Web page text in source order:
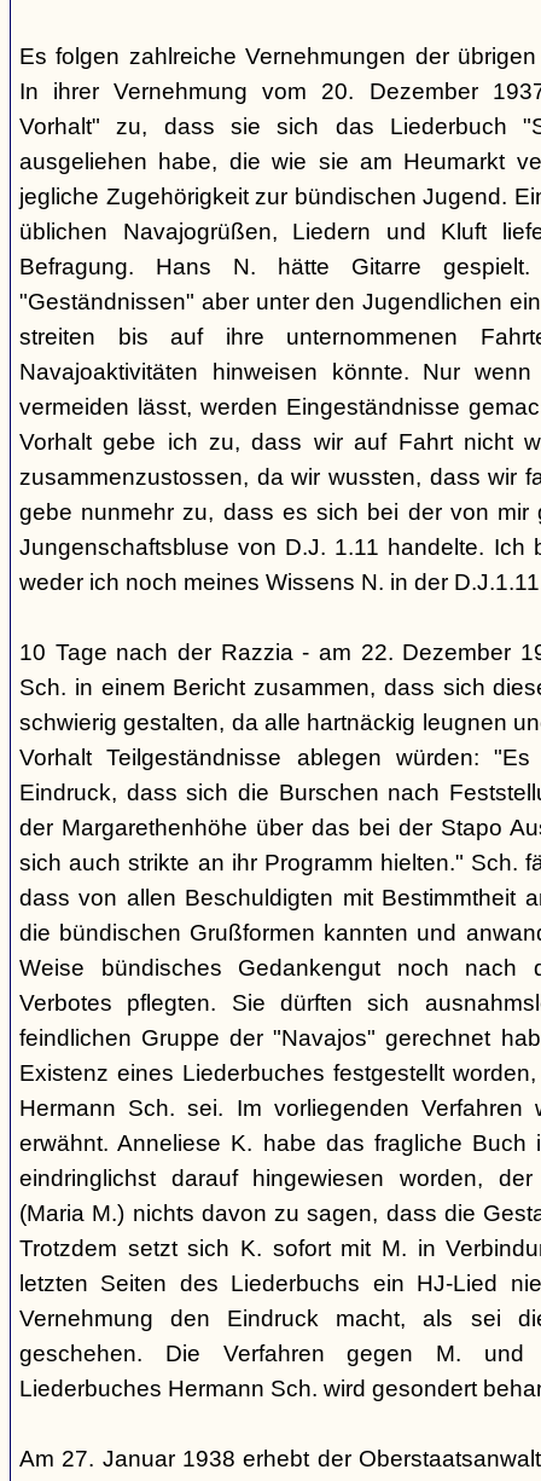
Es folgen zahlreiche Vernehmungen der
In ihrer Vernehmung vom 20. Dezember
Vorhalt" zu, dass sie sich das Liederbuch
ausgeliehen habe, die wie sie am Heumarkt
jegliche Zugehörigkeit zur bündischen Jugend.
üblichen Navajogrüßen, Liedern und Kluft
Befragung. Hans N. hätte Gitarre
"Geständnissen" aber unter den Jugendlichen
streiten bis auf ihre unternommenen
Navajoaktivitäten hinweisen könnte. Nur
vermeiden lässt, werden Eingeständnisse
Vorhalt gebe ich zu, dass wir auf Fahrt nicht
zusammenzustossen, da wir wussten, dass wir
gebe nunmehr zu, dass es sich bei der von mir
Jungenschaftsbluse von D.J. 1.11 handelte. Ich
weder ich noch meines Wissens N. in der
10 Tage nach der Razzia - am 22. Dezember
Sch. in einem Bericht zusammen, dass sich
schwierig gestalten, da alle hartnäckig leugnen
Vorhalt Teilgeständnisse ablegen würden:
Eindruck, dass sich die Burschen nach
der Margarethenhöhe über das bei der Stapo
sich auch strikte an ihr Programm hielten." Sch.
dass von allen Beschuldigten mit Bestimmtheit
die bündischen Grußformen kannten und
Weise bündisches Gedankengut noch nach
Verbotes pflegten. Sie dürften sich
feindlichen Gruppe der "Navajos" gerechnet
Existenz eines Liederbuches festgestellt
Hermann Sch. sei. Im vorliegenden Verfahren
erwähnt. Anneliese K. habe das fragliche Buch
eindringlichst darauf hingewiesen worden,
(Maria M.) nichts davon zu sagen, dass die
Trotzdem setzt sich K. sofort mit M. in
letzten Seiten des Liederbuchs ein HJ-Lied
Vernehmung den Eindruck macht, als sei
geschehen. Die Verfahren gegen M. und
Liederbuches Hermann Sch. wird gesondert
Am 27. Januar 1938 erhebt der